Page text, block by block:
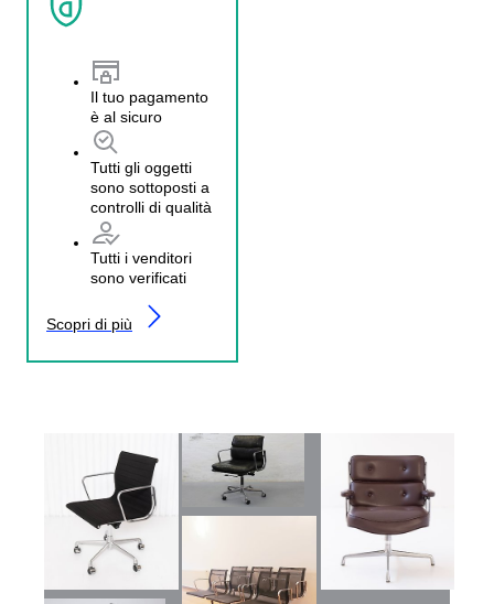
Il tuo pagamento
è al sicuro
Tutti gli oggetti
sono sottoposti a
controlli di qualità
Tutti i venditori
sono verificati
Scopri di più